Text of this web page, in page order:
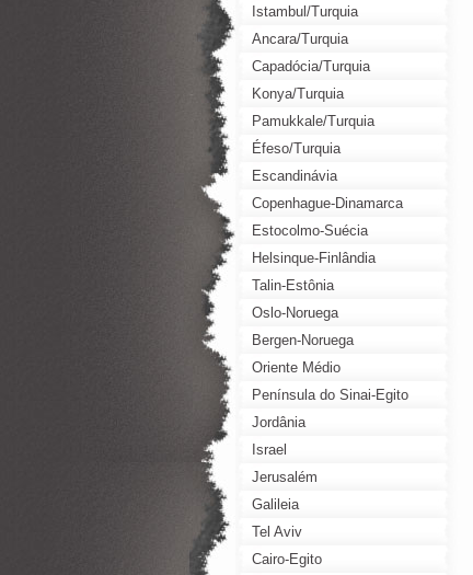
Istambul/Turquia
Ancara/Turquia
Capadócia/Turquia
Konya/Turquia
Pamukkale/Turquia
Éfeso/Turquia
Escandinávia
Copenhague-Dinamarca
Estocolmo-Suécia
Helsinque-Finlândia
Talin-Estônia
Oslo-Noruega
Bergen-Noruega
Oriente Médio
Península do Sinai-Egito
Jordânia
Israel
Jerusalém
Galileia
Tel Aviv
Cairo-Egito